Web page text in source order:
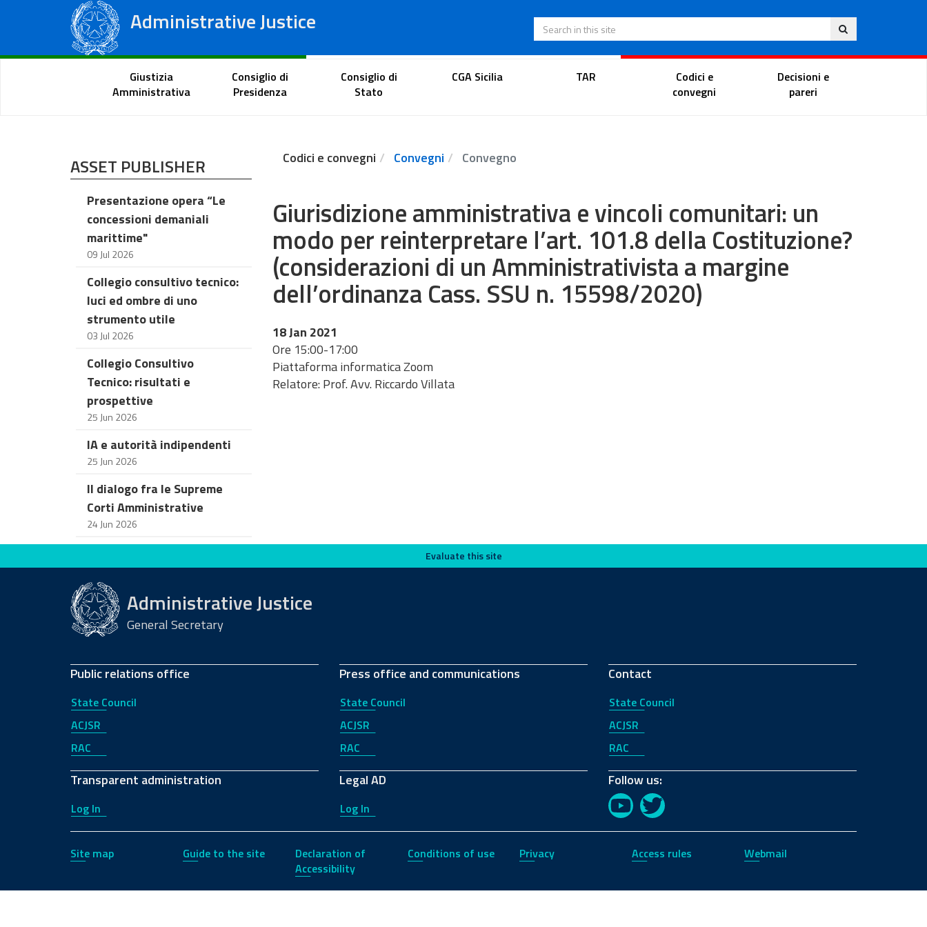
Administrative Justice
Regional Administrative Courts
Eng
Search in this site
Citizen Portal Lawyer's portal Magistrate Portal
Giustizia
Amministrativa
Consiglio di
Presidenza
Consiglio di
Stato
CGA Sicilia TAR
Codici e
convegni
Decisioni e
pareri
ASSET PUBLISHER
Presentazione opera “Le
concessioni demaniali
marittime"
09 Jul 2026
Collegio consultivo tecnico:
luci ed ombre di uno
strumento utile
03 Jul 2026
Collegio Consultivo
Tecnico: risultati e
prospettive
25 Jun 2026
IA e autorità indipendenti
25 Jun 2026
Il dialogo fra le Supreme
Corti Amministrative
24 Jun 2026
Codici e convegni Convegni Convegno
Giurisdizione amministrativa e vincoli comunitari: un
modo per reinterpretare l’art. 101.8 della Costituzione?
(considerazioni di un Amministrativista a margine
dell’ordinanza Cass. SSU n. 15598/2020)
18 Jan 2021
Ore 15:00-17:00
Piattaforma informatica Zoom
Relatore: Prof. Avv. Riccardo Villata
Evaluate this site Evaluate this site
Administrative Justice
General Secretary
Public relations office
State Council
ACJSR
RAC
Transparent administration
Log In
Press office and communications
State Council
ACJSR
RAC
Legal AD
Log In
Contact
State Council
ACJSR
RAC
Follow us:
YouTubeTwitter
Site map Guide to the site
Declaration of
Accessibility
Conditions of use Privacy Access rules Webmail